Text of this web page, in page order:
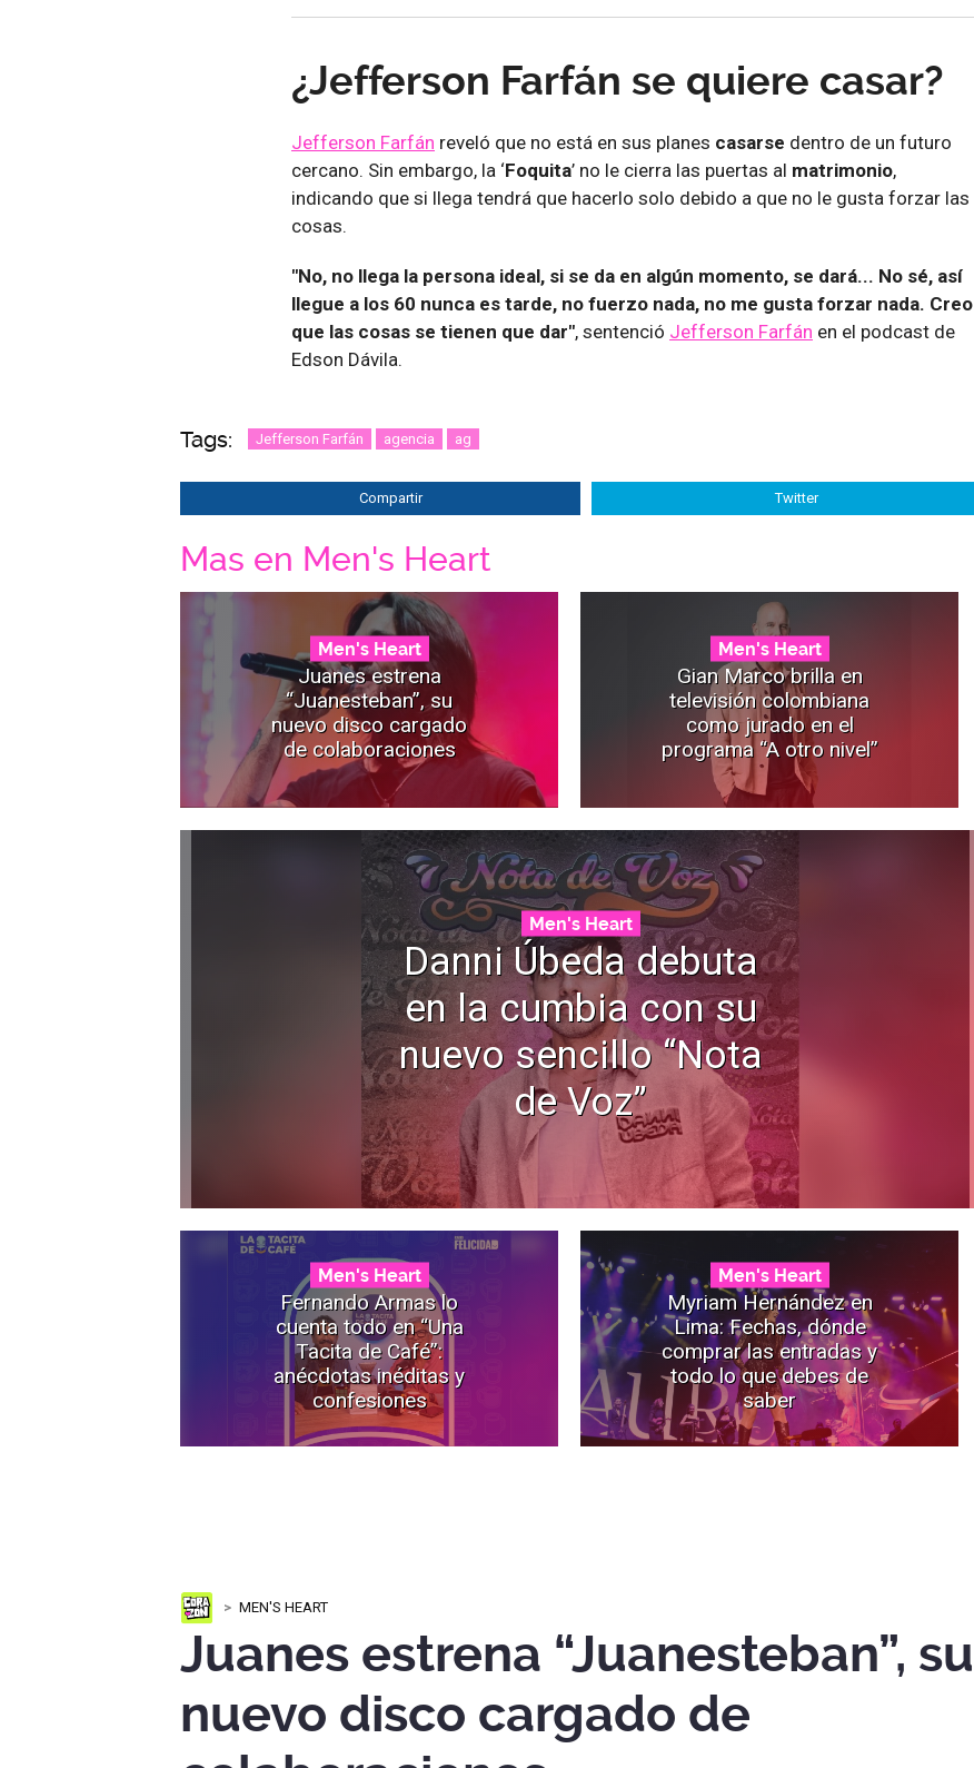
¿Jefferson Farfán se quiere casar?
Jefferson Farfán reveló que no está en sus planes casarse dentro de un futuro
cercano. Sin embargo, la ‘Foquita’ no le cierra las puertas al matrimonio,
indicando que si llega tendrá que hacerlo solo debido a que no le gusta forzar las
cosas.
"No, no llega la persona ideal, si se da en algún momento, se dará... No sé, así
llegue a los 60 nunca es tarde, no fuerzo nada, no me gusta forzar nada. Creo
que las cosas se tienen que dar", sentenció Jefferson Farfán en el podcast de
Edson Dávila.
Tags: Jefferson Farfán agencia ag
Compartir Twitter
Mas en Men's Heart
Men's Heart
Juanes estrena
“Juanesteban”, su
nuevo disco cargado
de colaboraciones
Men's Heart
Gian Marco brilla en
televisión colombiana
como jurado en el
programa “A otro nivel”
Men's Heart
Danni Úbeda debuta
en la cumbia con su
nuevo sencillo “Nota
de Voz”
Men's Heart
Fernando Armas lo
cuenta todo en “Una
Tacita de Café”:
anécdotas inéditas y
confesiones
Men's Heart
Myriam Hernández en
Lima: Fechas, dónde
comprar las entradas y
todo lo que debes de
saber
MEN'S HEART
Juanes estrena “Juanesteban”, su
nuevo disco cargado de